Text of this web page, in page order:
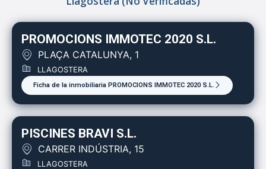
PROMOCIONS IMMOTEC 2020 S.L.
PLAÇA CATALUNYA, 1
LLAGOSTERA
Ficha de la inmobiliaria PROMOCIONS IMMOTEC 2020 S.L.
PISCINES BRAVI S.L.
CARRER INDÚSTRIA, 15
LLAGOSTERA